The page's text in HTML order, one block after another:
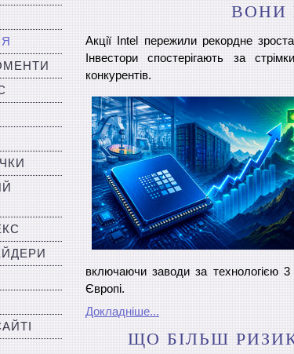
ВОНИ
Акції Intel пережили рекордне
Інвестори спостерігають за
конкурентів.
включаючи заводи за
Європі.
Докладніше...
ЩО БІЛЬШ